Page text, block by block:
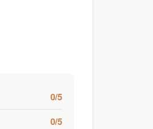
0/5
0/5